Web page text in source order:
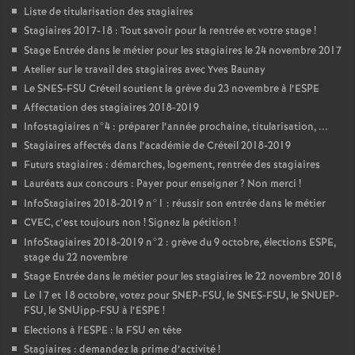
Liste de titularisation des stagiaires
Stagiaires 2017-18 : Tout savoir pour la rentrée et votre stage!
Stage Entrée dans le métier pour les stagiaires le 24 novembre 2017
Atelier sur le travail des stagiaires avec Yves Baunay
LeSNES-FSU Créteil soutient la grève du 23 novembre à l’ESPE
Affectation des stagiaires 2018-2019
Infostagiaires n°4 : préparer l’année prochaine, titularisation, ...
Stagiaires affectés dans l’académie de Créteil 2018-2019
Futurs stagiaires : démarches, logement, rentrée des stagiaires
Lauréats aux concours : Payer pour enseigner? Non merci !
InfoStagiaires 2018-2019 n°1 : réussir son entrée dans le métier
CVEC, c’est toujours non ! Signez la pétition !
InfoStagiaires 2018-2019 n°2 : grève du 9 octobre, élections ESPE,
stage du 22 novembre
Stage Entrée dans le métier pour les stagiaires le 22 novembre 2018
Le 17 et 18 octobre, votez pourSNEP-FSU, leSNES-FSU, leSNUEP-
FSU, le SNUipp-FSU à l’ESPE !
Elections à l’ESPE : la FSU en tête
Stagiaires : demandez la prime d’activité!